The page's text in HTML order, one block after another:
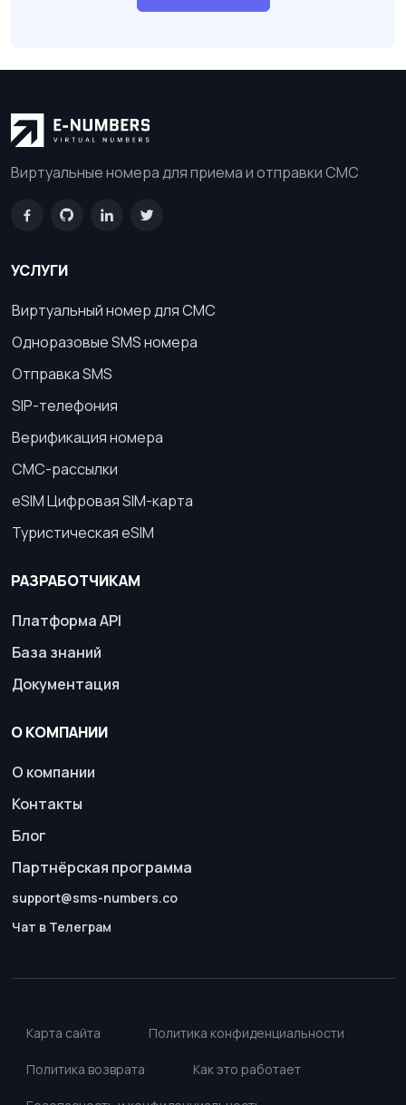
Виртуальные номера для приема и отправки СМС
УСЛУГИ
Виртуальный номер для СМС
Одноразовые SMS номера
Отправка SMS
SIP-телефония
Верификация номера
СМС-рассылки
eSIM Цифровая SIM-карта
Туристическая eSIM
РАЗРАБОТЧИКАМ
Платформа API
База знаний
Документация
О КОМПАНИИ
О компании
Контакты
Блог
Партнёрская программа
support@sms-numbers.co
Чат в Телеграм
Карта сайта Политика конфиденциальности
Политика возврата Как это работает